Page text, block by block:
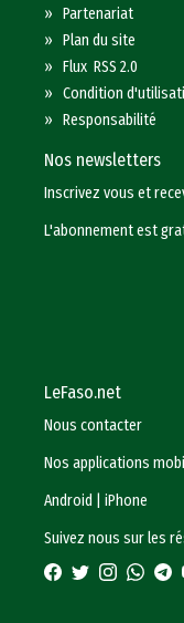
»Partenariat
»Plan du site
»Flux RSS 2.0
»Condition
»Responsabilité
Nos newsletters
Inscrivez vous et
L'abonnement est
LeFaso.net
Nous contacter
Nos applications
Android
|iPhone
Suivez nous sur les